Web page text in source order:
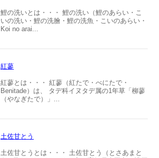
鯉の洗いとは・・・ 鯉の洗い（鯉のあらい・こ
いの洗い・鯉の洗膾・鯉の洗魚・こいのあらい・
Koi no arai...
紅蓼
紅蓼とは・・・ 紅蓼（紅たで・べにたで・
Benitade）は、 タデ科イヌタデ属の1年草「柳蓼
（やなぎたで）」...
土佐甘とう
土佐甘とうとは・・・ 土佐甘とう（とさあまと